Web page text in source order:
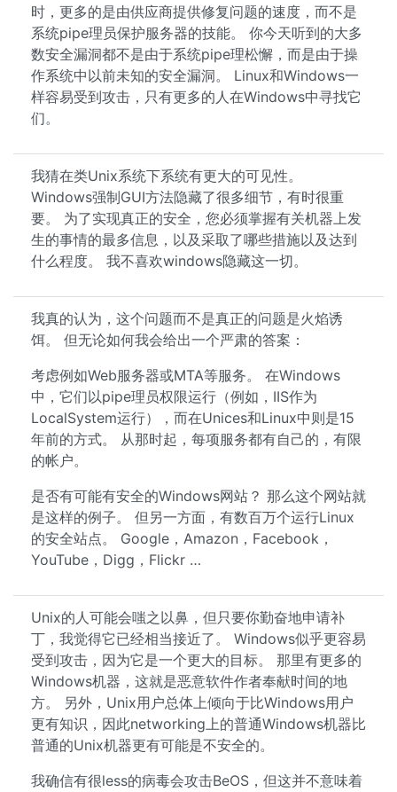
时，更多的是由供应商提供修复问题的速度，而不是
系统pipe理员保护服务器的技能。 你今天听到的大多
数安全漏洞都不是由于系统pipe理松懈，而是由于操
作系统中以前未知的安全漏洞。 Linux和Windows一
样容易受到攻击，只有更多的人在Windows中寻找它
们。
我猜在类Unix系统下系统有更大的可见性。
Windows强制GUI方法隐藏了很多细节，有时很重
要。 为了实现真正的安全，您必须掌握有关机器上发
生的事情的最多信息，以及采取了哪些措施以及达到
什么程度。 我不喜欢windows隐藏这一切。
我真的认为，这个问题而不是真正的问题是火焰诱
饵。 但无论如何我会给出一个严肃的答案：
考虑例如Web服务器或MTA等服务。 在Windows
中，它们以pipe理员权限运行（例如，IIS作为
LocalSystem运行），而在Unices和Linux中则是15
年前的方式。 从那时起，每项服务都有自己的，有限
的帐户。
是否有可能有安全的Windows网站？ 那么这个网站就
是这样的例子。 但另一方面，有数百万个运行Linux
的安全站点。 Google，Amazon，Facebook，
YouTube，Digg，Flickr …
Unix的人可能会嗤之以鼻，但只要你勤奋地申请补
丁，我觉得它已经相当接近了。 Windows似乎更容易
受到攻击，因为它是一个更大的目标。 那里有更多的
Windows机器，这就是恶意软件作者奉献时间的地
方。 另外，Unix用户总体上倾向于比Windows用户
更有知识，因此networking上的普通Windows机器比
普通的Unix机器更有可能是不安全的。
我确信有很less的病毒会攻击BeOS，但这并不意味着